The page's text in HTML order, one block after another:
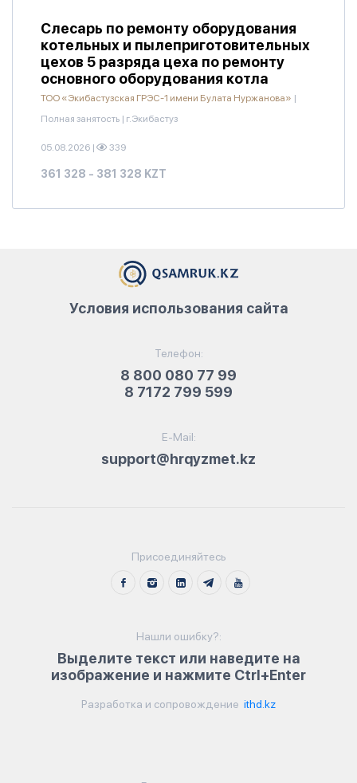
Слесарь по ремонту оборудования
котельных и пылеприготовительных
цехов 5 разряда цеха по ремонту
основного оборудования котла
ТОО «Экибастузская ГРЭС-1 имени Булата Нуржанова» |
Полная занятость | г.Экибастуз
05.08.2026 | 339
361 328 - 381 328 KZT
Телефон:
8 800 080 77 99
8 7172 799 599
E-Mail:
support@hrqyzmet.kz
Условия использования сайта
Присоединяйтесь
Нашли ошибку?:
Выделите текст или наведите на
изображение и нажмите Ctrl+Enter
Разработка и сопровождение ithd.kz